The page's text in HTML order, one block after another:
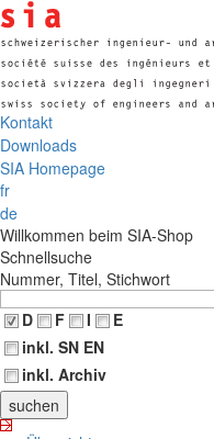
Kontakt
Downloads
SIA Homepage
fr
de
Willkommen beim SIA-Shop
Schnellsuche
Nummer, Titel, Stichwort
D
F I
E
inkl. SN EN
inkl. Archiv